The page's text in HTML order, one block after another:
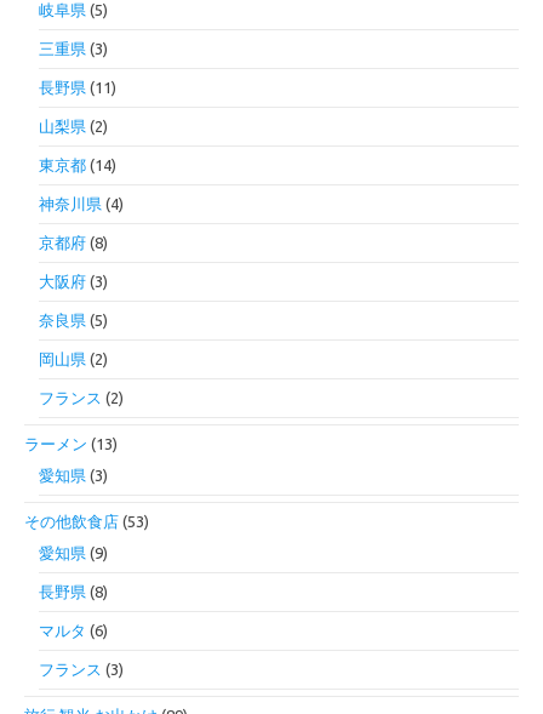
岐阜県 (5)
三重県 (3)
長野県 (11)
山梨県 (2)
東京都 (14)
神奈川県 (4)
京都府 (8)
大阪府 (3)
奈良県 (5)
岡山県 (2)
フランス (2)
ラーメン (13)
愛知県 (3)
その他飲食店 (53)
愛知県 (9)
長野県 (8)
マルタ (6)
フランス (3)